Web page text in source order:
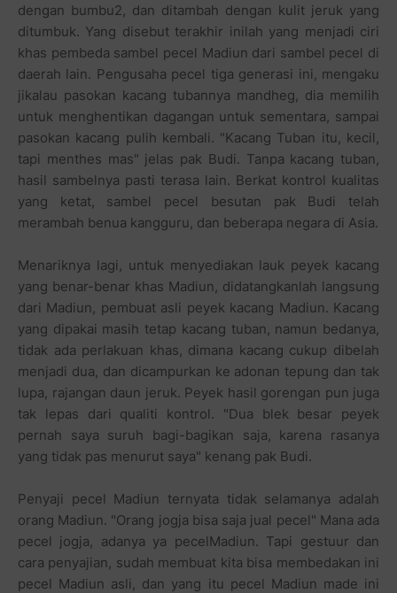
dengan bumbu2, dan ditambah dengan kulit jeruk yang
ditumbuk. Yang disebut terakhir inilah yang menjadi ciri
khas pembeda sambel pecel Madiun dari sambel pecel di
daerah lain. Pengusaha pecel tiga generasi ini, mengaku
jikalau pasokan kacang tubannya mandheg, dia memilih
untuk menghentikan dagangan untuk sementara, sampai
pasokan kacang pulih kembali. "Kacang Tuban itu, kecil,
tapi menthes mas" jelas pak Budi. Tanpa kacang tuban,
hasil sambelnya pasti terasa lain. Berkat kontrol kualitas
yang ketat, sambel pecel besutan pak Budi telah
merambah benua kangguru, dan beberapa negara di Asia.
Menariknya lagi, untuk menyediakan lauk peyek kacang
yang benar-benar khas Madiun, didatangkanlah langsung
dari Madiun, pembuat asli peyek kacang Madiun. Kacang
yang dipakai masih tetap kacang tuban, namun bedanya,
tidak ada perlakuan khas, dimana kacang cukup dibelah
menjadi dua, dan dicampurkan ke adonan tepung dan tak
lupa, rajangan daun jeruk. Peyek hasil gorengan pun juga
tak lepas dari qualiti kontrol. "Dua blek besar peyek
pernah saya suruh bagi-bagikan saja, karena rasanya
yang tidak pas menurut saya" kenang pak Budi.
Penyaji pecel Madiun ternyata tidak selamanya adalah
orang Madiun. "Orang jogja bisa saja jual pecel" Mana ada
pecel jogja, adanya ya pecelMadiun. Tapi gestuur dan
cara penyajian, sudah membuat kita bisa membedakan ini
pecel Madiun asli, dan yang itu pecel Madiun made ini